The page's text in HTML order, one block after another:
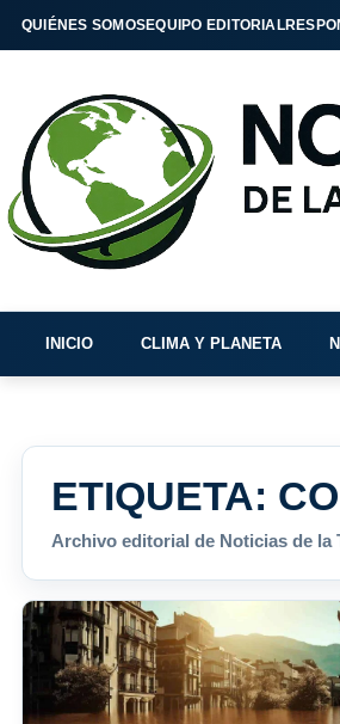
QUIÉNES SOMOSEQUIPO EDITORIAL
INICIO CLIMA Y PLANETA
ETIQUETA:
Archivo editorial de Noticias de la